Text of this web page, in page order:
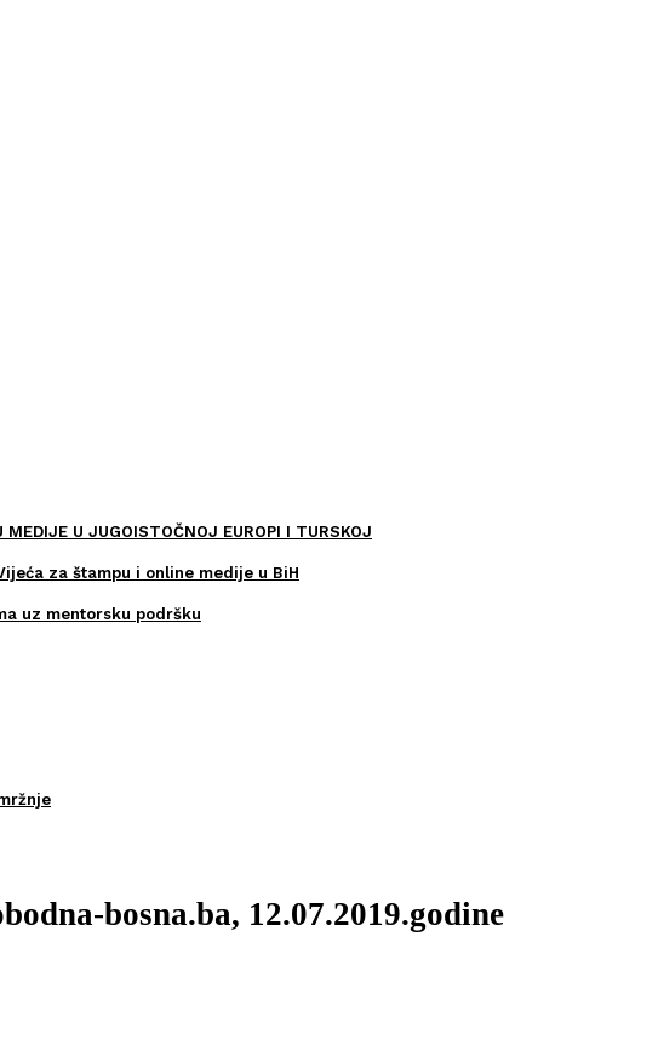
U JUGOISTOČNOJ EUROPI I TURSKOJ
za štampu i online medije u BiH
uz mentorsku podršku
bosna.ba, 12.07.2019.godine